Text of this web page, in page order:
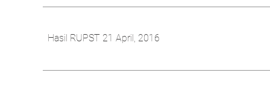
Hasil RUPST 21 April, 2016